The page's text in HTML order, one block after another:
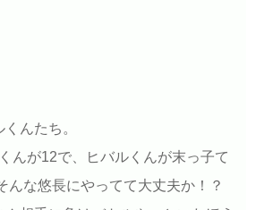
んたち。
んが12で、ヒバルくんが末っ子て
な悠長にやってて大丈夫か！？